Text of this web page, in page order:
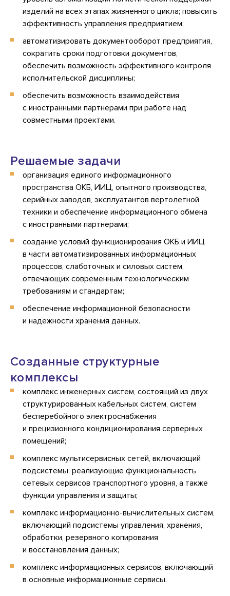
изделий на всех этапах жизненного цикла; повысить
эффективность управления предприятием;
автоматизировать документооборот предприятия,
сократить сроки подготовки документов,
обеспечить возможность эффективного контроля
исполнительской дисциплины;
обеспечить возможность взаимодействия
с иностранными партнерами при работе над
совместными проектами.
Решаемые задачи
организация единого информационного
пространства ОКБ, ИИЦ, опытного производства,
серийных заводов, эксплуатантов вертолетной
техники и обеспечение информационного обмена
с иностранными партнерами;
создание условий функционирования ОКБ и ИИЦ
в части автоматизированных информационных
процессов, слаботочных и силовых систем,
отвечающих современным технологическим
требованиям и стандартам;
обеспечение информационной безопасности
и надежности хранения данных.
Созданные структурные
комплексы
комплекс инженерных систем, состоящий из двух
структурированных кабельных систем, систем
бесперебойного электроснабжения
и прецизионного кондиционирования серверных
помещений;
комплекс мультисервисных сетей, включающий
подсистемы, реализующие функциональность
сетевых сервисов транспортного уровня, а также
функции управления и защиты;
комплекс информационно-вычислительных систем,
включающий подсистемы управления, хранения,
обработки, резервного копирования
и восстановления данных;
комплекс информационных сервисов, включающий
в основные информационные сервисы.